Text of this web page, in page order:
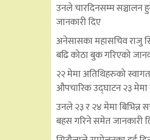
उनले चारदिनसम्म सञ्चालन
जानकारी दिए
अनेसासका महासचिव राजु
बढि कोठा बुक गरिएको
२२ मेमा अतिथिहरुको
औपचारिक उद्घाटन २३ मेमा
उनले २३ र २४ मेमा बिभिन्न
बहस गरिने समेत जानकारी